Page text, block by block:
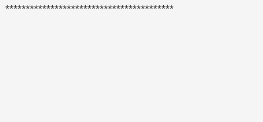
*****************************************